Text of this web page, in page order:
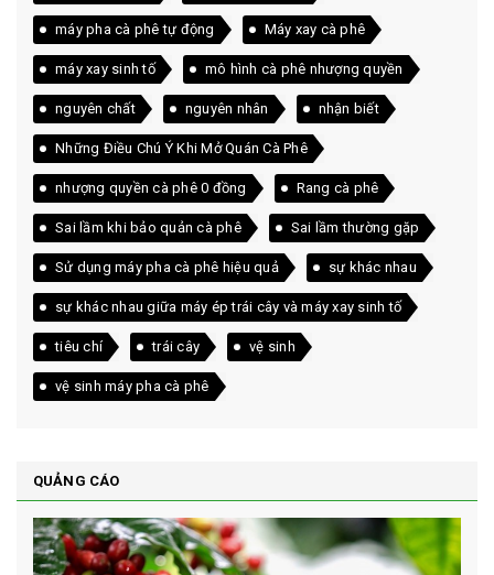
máy pha cà phê tự động Máy xay cà phê
máy xay sinh tố mô hình cà phê nhượng quyền
nguyên chất nguyên nhân nhận biết
Những Điều Chú Ý Khi Mở Quán Cà Phê
nhượng quyền cà phê 0 đồng Rang cà phê
Sai lầm khi bảo quản cà phê Sai lầm thường gặp
Sử dụng máy pha cà phê hiệu quả sự khác nhau
sự khác nhau giữa máy ép trái cây và máy xay sinh tố
tiêu chí trái cây vệ sinh
vệ sinh máy pha cà phê
QUẢNG CÁO